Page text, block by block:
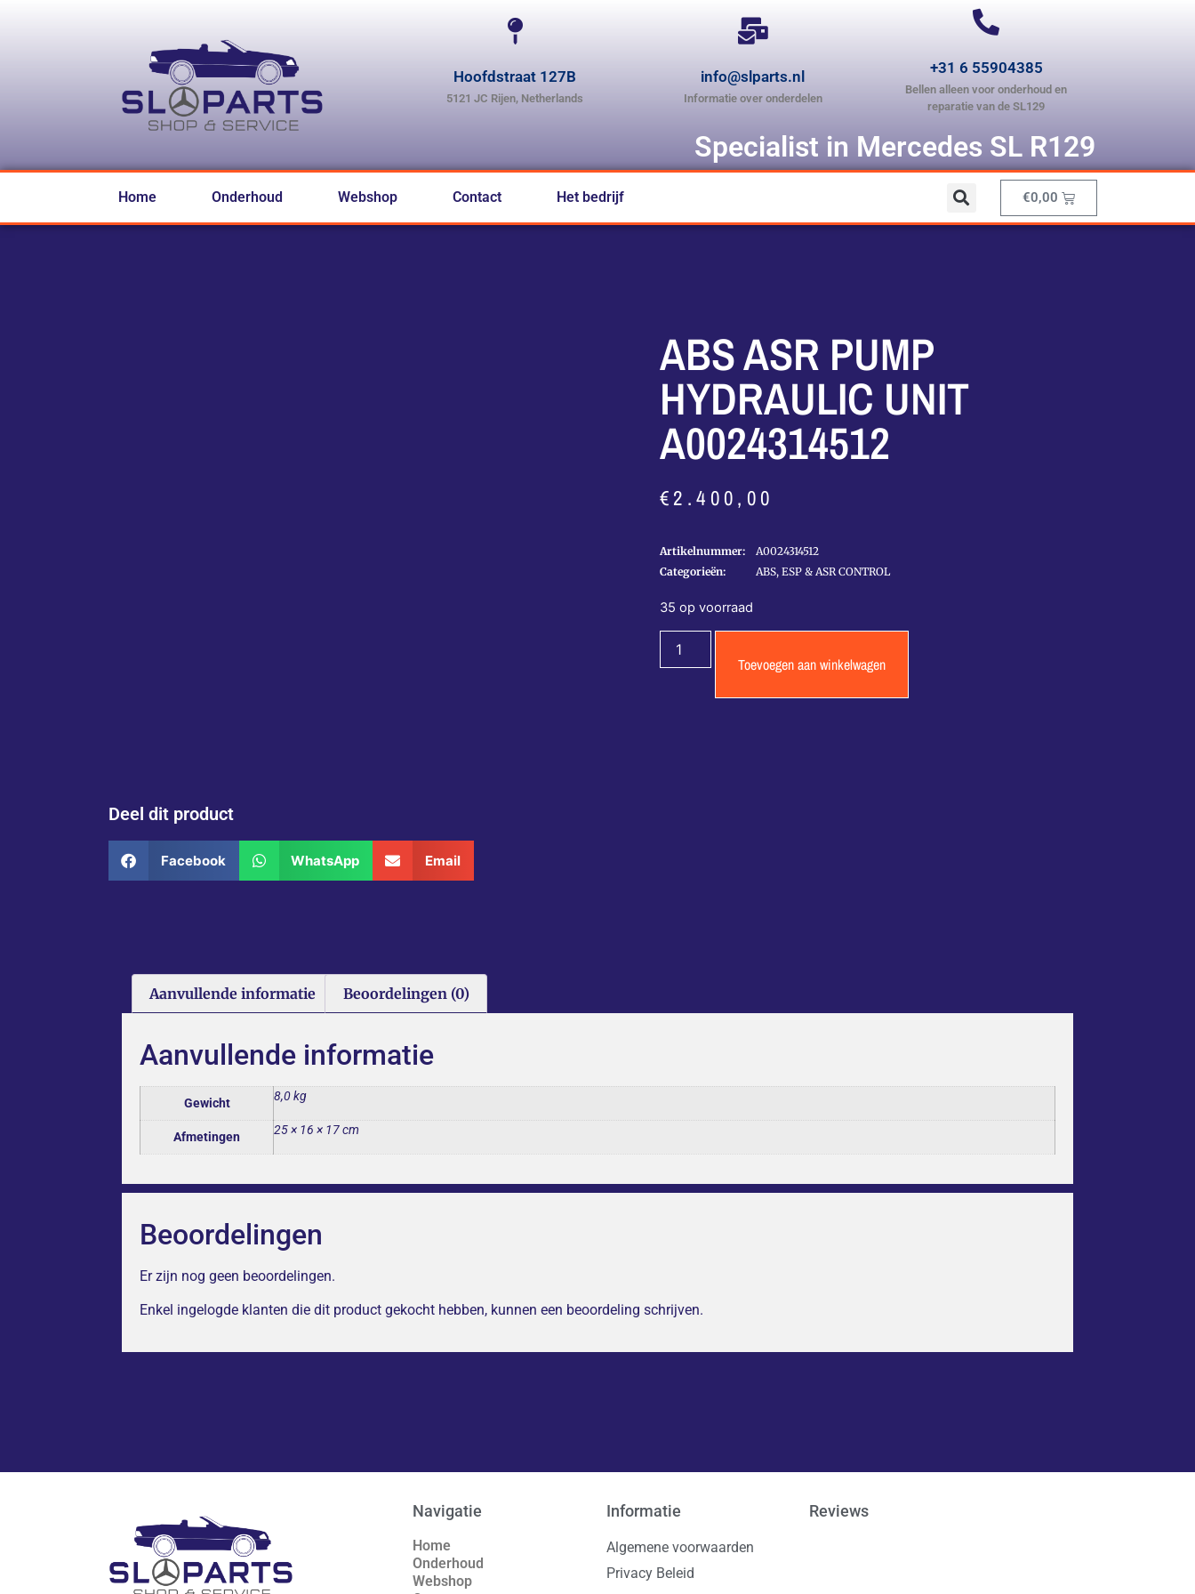
Hoofdstraat 127B
5121 JC Rijen, Netherlands
info@slparts.nl
Informatie over onderdelen
+31 6 55904385
Bellen alleen voor onderhoud en
reparatie van de SL129
Specialist in Mercedes SL R129
Home Onderhoud Webshop Contact Het bedrijf €0,00
Deel dit product
Facebook WhatsApp Email
ABS ASR PUMP
HYDRAULIC UNIT
A0024314512
€2.400,00
Artikelnummer:
A0024314512
Categorieën:
ABS, ESP & ASR CONTROL
35 op voorraad
Toevoegen aan winkelwagen
Aanvullende informatie Beoordelingen (0)
Aanvullende informatie
Gewicht 8,0 kg
Afmetingen 25 × 16 × 17 cm
Beoordelingen
Er zijn nog geen beoordelingen.
Enkel ingelogde klanten die dit product gekocht hebben, kunnen een beoordeling schrijven.
Navigatie
Home
Onderhoud
Webshop
Informatie
Algemene voorwaarden
Privacy Beleid
Reviews